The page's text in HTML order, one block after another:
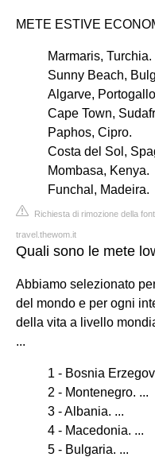
METE ESTIVE
Marmaris, Turchia.
Sunny Beach,
Algarve,
Cape Town,
Paphos, Cipro.
Costa del Sol,
Mombasa, Kenya.
Funchal, Madeira.
Richiesta di rimozione della
travel.thewom.it
Quali sono le mete
Abbiamo selezionato
del mondo e per ogni
della vita a livello
...
1 - Bosnia
2 - Montenegro. ...
3 - Albania. ...
4 - Macedonia. ...
5 - Bulgaria. ...